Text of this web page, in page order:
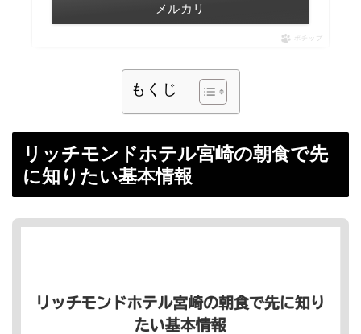
メルカリ
ポチップ
もくじ
リッチモンドホテル宮崎の朝食で先
に知りたい基本情報